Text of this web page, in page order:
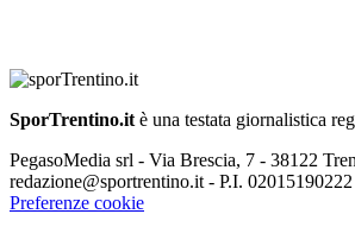
SporTrentino.it è una testata giornalistica
PegasoMedia srl - Via Brescia, 7 - 38122
redazione@sportrentino.it - P.I. 02015190222
Preferenze cookie